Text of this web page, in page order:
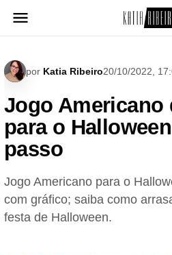
para
por Katia Ribeiro20/10/2022,
Jogo Americano
para o
passo
Jogo Americano para o
com gráfico; saiba como
festa de Halloween.